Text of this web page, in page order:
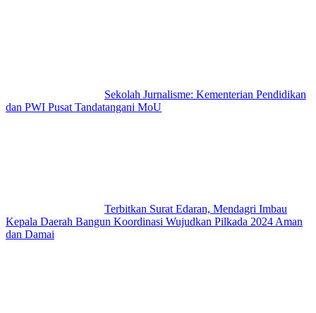
Sekolah Jurnalisme: Kementerian Pendidikan
dan PWI Pusat Tandatangani MoU
Terbitkan Surat Edaran, Mendagri Imbau
Kepala Daerah Bangun Koordinasi Wujudkan Pilkada 2024 Aman
dan Damai